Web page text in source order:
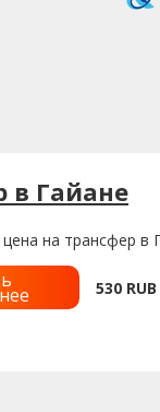
в Гайане
на трансфер в
530 RUB